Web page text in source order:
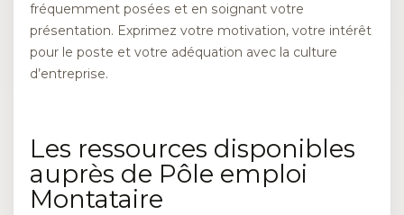
fréquemment posées et en soignant votre
présentation. Exprimez votre motivation, votre intérêt
pour le poste et votre adéquation avec la culture
d’entreprise.
Les ressources disponibles
auprès de Pôle emploi
Montataire